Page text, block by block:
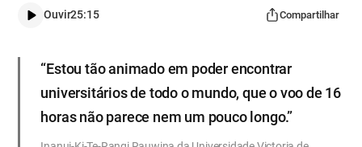
Ouvir25:15 Compartilhar
“Estou tão animado em poder encontrar
universitários de todo o mundo, que o voo de 16
horas não parece nem um pouco longo.”